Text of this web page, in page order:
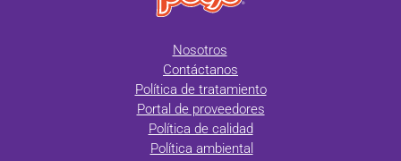
Nosotros
Contáctanos
Política de tratamiento
Portal de proveedores
Política de calidad
Política ambiental